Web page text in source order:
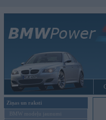
Ziņas un raksti
BMW modeļu jaunumi